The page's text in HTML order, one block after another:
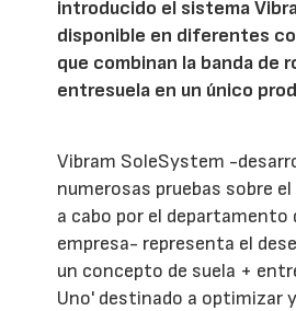
introducido el sistema
disponible en diferentes
que combinan la banda de
entresuela en un único
Vibram SoleSystem -
numerosas pruebas sobre
a cabo por el departamento
empresa- representa el
un concepto de suela +
Uno' destinado a optimizar